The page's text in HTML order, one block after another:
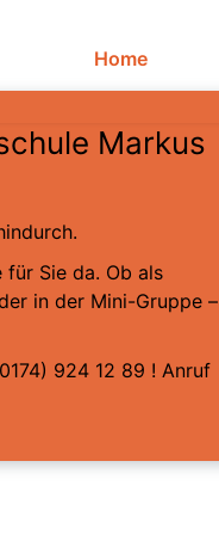
Home
Markus
Sie da. Ob als
in der Mini-Gruppe –
924 12 89 ! Anruf